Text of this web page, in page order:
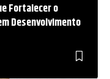
Fortalecer o
Desenvolvimento